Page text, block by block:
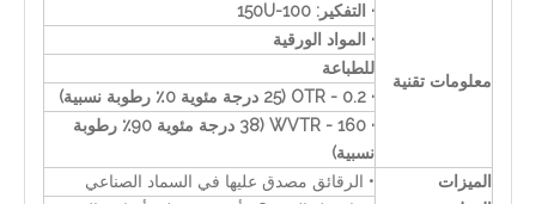
معلومات تقنية
· التفكير: 100-150U
· المواد الورقية
للطباعة
· OTR - 0.2 (25 درجة مئوية 0٪ رطوبة نسبية)
· WVTR - 160 (38 درجة مئوية 90٪ رطوبة
نسبية)
الميزات
• الرقائق مصدق عليها في السماد الصناعي